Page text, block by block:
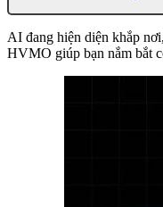
AI đang hiện diện khắp
HVMO giúp bạn nắm bắt